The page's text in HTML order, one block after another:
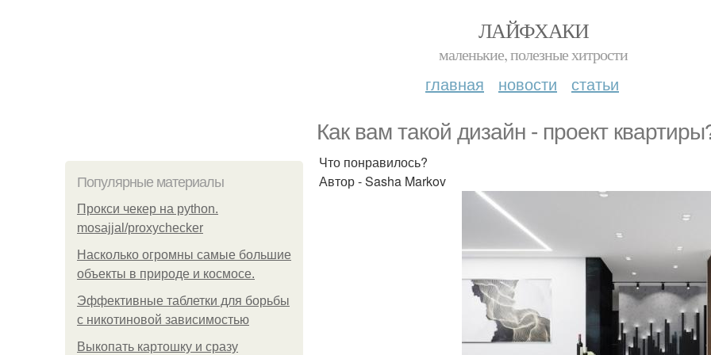
ЛАЙФХАКИ
маленькие, полезные хитрости
главная новости статьи
Как вам такой дизайн - проект
Популярные материалы
Прокси чекер на python.
mosajjal/proxychecker
Насколько огромны самые большие
объекты в природе и космосе.
Эффективные таблетки для борьбы
с никотиновой зависимостью
Выкопать картошку и сразу
Что понравилось?
Автор - Sasha Markov